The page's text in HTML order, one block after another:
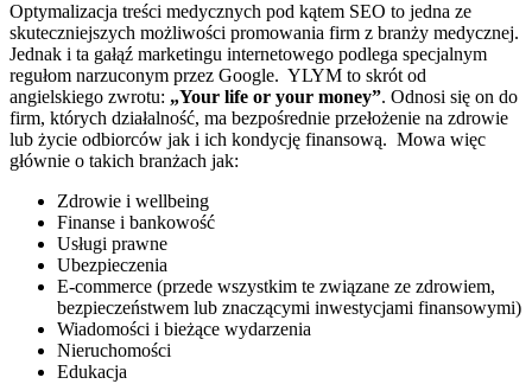
Optymalizacja treści medycznych pod kątem SEO to jedna ze
skuteczniejszych możliwości promowania firm z branży medycznej.
Jednak i ta gałąź marketingu internetowego podlega specjalnym
regułom narzuconym przez Google. YLYM to skrót od
angielskiego zwrotu: „Your life or your money”. Odnosi się on do
firm, których działalność, ma bezpośrednie przełożenie na zdrowie
lub życie odbiorców jak i ich kondycję finansową. Mowa więc
głównie o takich branżach jak:
Zdrowie i wellbeing
Finanse i bankowość
Usługi prawne
Ubezpieczenia
E-commerce (przede wszystkim te związane ze zdrowiem,
bezpieczeństwem lub znaczącymi inwestycjami finansowymi)
Wiadomości i bieżące wydarzenia
Nieruchomości
Edukacja